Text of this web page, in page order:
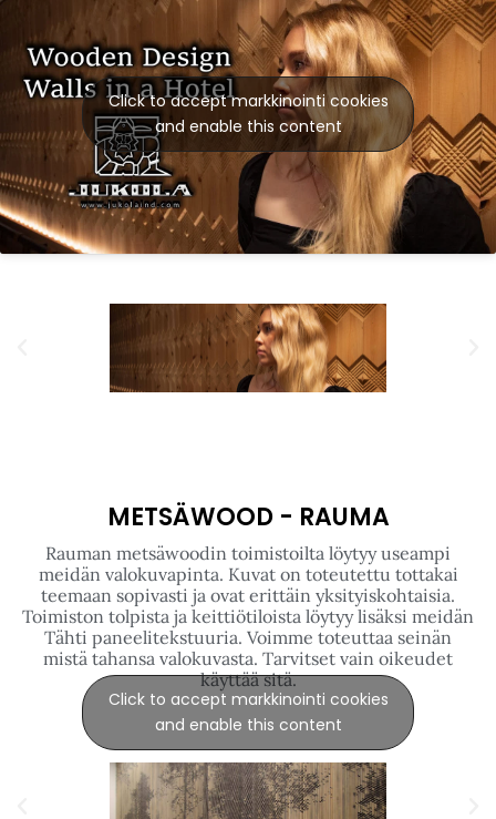
ORIGINAL SOKOS HOTEL LAPPEE
Original Sokos Hotel Lappee. Lappeenrannassa
sijaitsevan hotellin vastaanottotiski on toteutettu
meidän Letti paneelilla. Samaa paneelia on hotellin
alakerrassa sijaitsevan ravintola VENN:in tiskeissä.
Huoneista taas löytyy Konnevesi tekstuuria, joka luo
huoneeseen varsin kotoisan ja rauhallisen tunnelman.
Meidän pintoja löytyy myös muista Sokos Hotelleista
ympäri suomea!
Click to accept markkinointi cookies
METSÄWOOD - RAUMA